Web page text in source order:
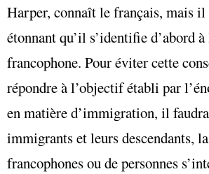
Harper, connaît le français, mais
étonnant qu’il s’identifie d’abord
francophone. Pour éviter cette
répondre à l’objectif établi par
en matière d’immigration, il
immigrants et leurs descendants,
francophones ou de personnes